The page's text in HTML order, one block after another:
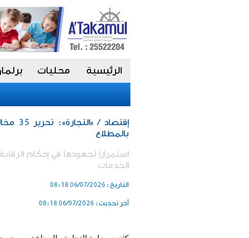
الرئيسية محليات
بالمطلاع
استمراراً لجهودها في إحكام
الخدمات
التاريخ : 06/07/2026 08:18
آخر تحديث : 06/07/2026 08:18